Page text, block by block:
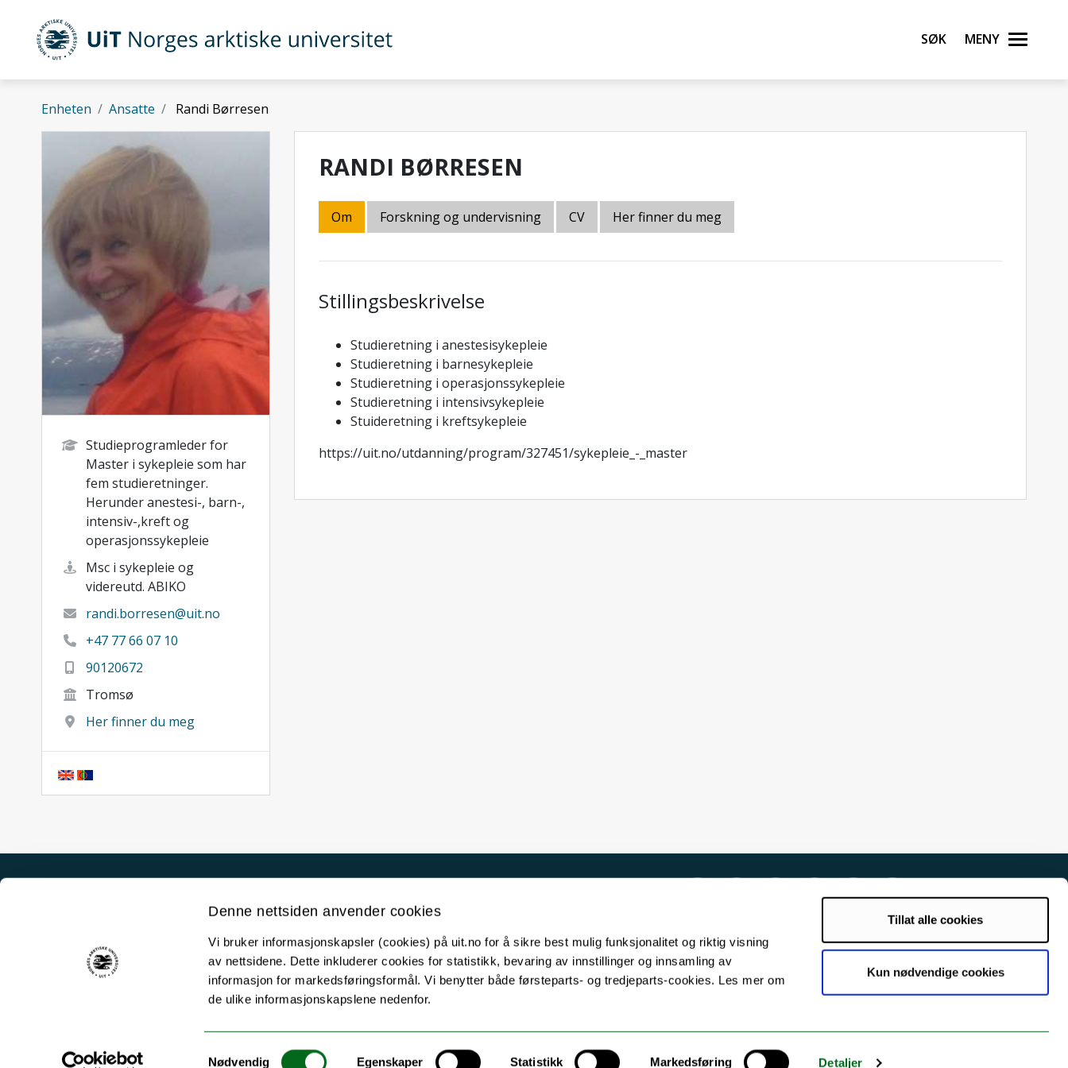
Denne nettsiden anvender cookies
Vi bruker informasjonskapsler (cookies) på uit.no for å sikre best mulig funksjonalitet og riktig visning
av nettsidene. Dette inkluderer cookies for statistikk, bevaring av innstillinger og innsamling av
informasjon for markedsføringsformål. Vi benytter både førsteparts- og tredjeparts-cookies. Les mer om
de ulike informasjonskapslene nedenfor.
Samtykkevalg
Nødvendig Egenskaper Statistikk Markedsføring Detaljer
Tillat alle cookies
Kun nødvendige cookies
Gå til hovedinnhold
UiT Norges arktiske universitet Søk Meny
Enheten Ansatte Randi Børresen
Studieprogramleder for
Master i sykepleie som har
fem studieretninger.
Herunder anestesi-, barn-,
intensiv-,kreft og
operasjonssykepleie
Msc i sykepleie og
videreutd. ABIKO
randi.borresen@uit.no
+47 77 66 07 10
90120672
Tromsø
Her finner du meg
RANDI BØRRESEN
Om Forskning og undervisning CV Her finner du meg
Stillingsbeskrivelse
Studieretning i anestesisykepleie
Studieretning i barnesykepleie
Studieretning i operasjonssykepleie
Studieretning i intensivsykepleie
Stuideretning i kreftsykepleie
https://uit.no/utdanning/program/327451/sykepleie_-_master
Driftsmeldinger
Personvern ved UiT
Sikkerhet, beredskap og personvern
Tilgjengelighetserklæring
For media
For skoler
Ledige stillinger
English website
Logg inn